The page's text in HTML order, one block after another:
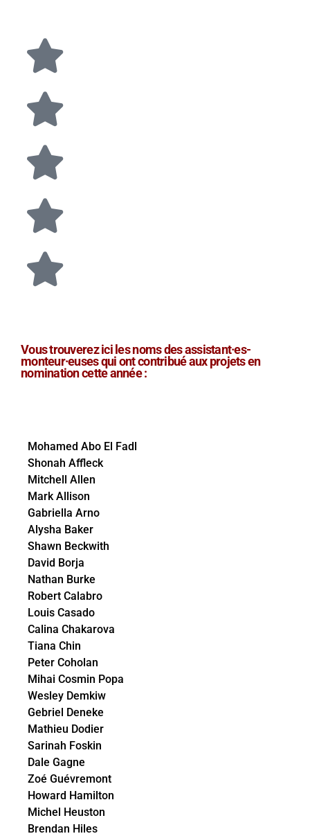
Vous trouverez ici les noms des assistant·es-
monteur·euses qui ont contribué aux projets en
nomination cette année :
Mohamed Abo El Fadl
Shonah Affleck
Mitchell Allen
Mark Allison
Gabriella Arno
Alysha Baker
Shawn Beckwith
David Borja
Nathan Burke
Robert Calabro
Louis Casado
Calina Chakarova
Tiana Chin
Peter Coholan
Mihai Cosmin Popa
Wesley Demkiw
Gebriel Deneke
Mathieu Dodier
Sarinah Foskin
Dale Gagne
Zoé Guévremont
Howard Hamilton
Michel Heuston
Brendan Hiles